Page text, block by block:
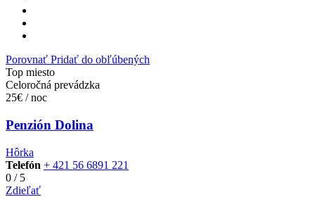
Porovnať Pridať do obľúbených
Top miesto
Celoročná prevádzka
25€ / noc
Penzión Dolina
Hôrka
Telefón + 421 56 6891 221
0 /5
Zdieľať